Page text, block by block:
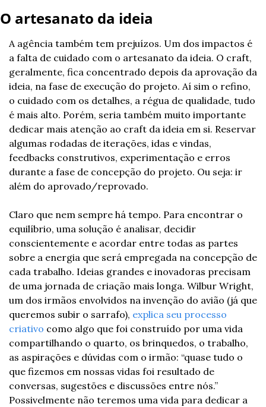
O artesanato da ideia
A agência também tem prejuízos. Um dos impactos é
a falta de cuidado com o artesanato da ideia. O craft,
geralmente, fica concentrado depois da aprovação da
ideia, na fase de execução do projeto. Aí sim o refino,
o cuidado com os detalhes, a régua de qualidade, tudo
é mais alto. Porém, seria também muito importante
dedicar mais atenção ao craft da ideia em si. Reservar
algumas rodadas de iterações, idas e vindas,
feedbacks construtivos, experimentação e erros
durante a fase de concepção do projeto. Ou seja: ir
além do aprovado/reprovado.
Claro que nem sempre há tempo. Para encontrar o
equilíbrio, uma solução é analisar, decidir
conscientemente e acordar entre todas as partes
sobre a energia que será empregada na concepção de
cada trabalho. Ideias grandes e inovadoras precisam
de uma jornada de criação mais longa. Wilbur Wright,
um dos irmãos envolvidos na invenção do avião (já que
queremos subir o sarrafo), explica seu processo
criativo como algo que foi construído por uma vida
compartilhando o quarto, os brinquedos, o trabalho,
as aspirações e dúvidas com o irmão: “quase tudo o
que fizemos em nossas vidas foi resultado de
conversas, sugestões e discussões entre nós.”
Possivelmente não teremos uma vida para dedicar a